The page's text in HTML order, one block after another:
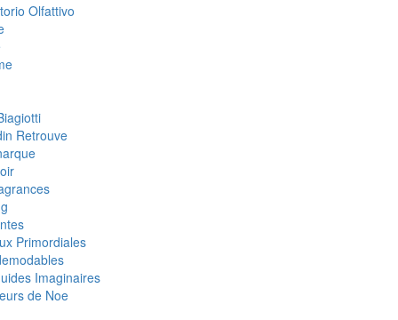
Olfattivo
Retrouve
Primordiales
Imaginaires
de Noe